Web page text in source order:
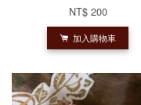
NT$ 200
加入購物車